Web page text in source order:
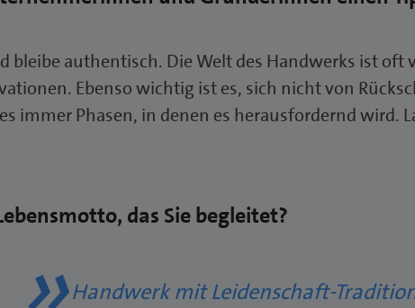
bleibe authentisch. Die Welt des Handwerks ist
Ebenso wichtig ist es, sich nicht von
immer Phasen, in denen es herausfordernd wird.
das Sie begleitet?
Handwerk mit Leidenschaft-